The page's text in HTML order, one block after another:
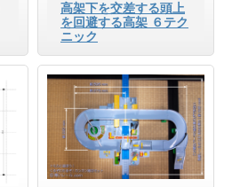
高架下を交差する頭上
を回避する高架 ６テク
ニック